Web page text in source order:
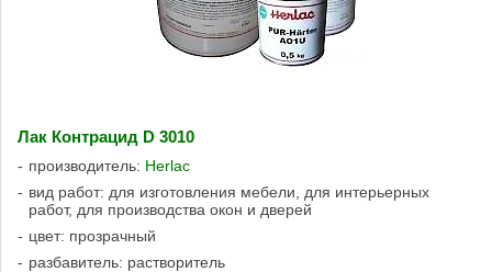
Лак Контрацид D 3010
производитель: Herlac
вид работ: для изготовления мебели, для интерьерных
работ, для производства окон и дверей
цвет: прозрачный
разбавитель: растворитель